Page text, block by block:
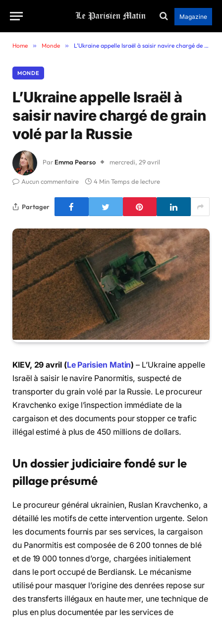
Magazine
Home » Monde » L’Ukraine appelle Israël à saisir navire chargé de grain volé par la Russie
MONDE
L’Ukraine appelle Israël à
saisir navire chargé de grain
volé par la Russie
Par Emma Pearso mercredi, 29 avril
Aucun commentaire 4 Min Temps de lecture
Partager
KIEV, 29 avril (Le Parisien Matin) – L’Ukraine appelle
Israël à saisir le navire Panormitis, suspecté de
transporter du grain volé par la Russie. Le procureur
Kravchenko exige l’inspection immédiate de la
cargaison et des documents pour stopper ce trafic
illégal estimé à plus de 450 millions de dollars.
Un dossier judiciaire fondé sur le
pillage présumé
Le procureur général ukrainien, Ruslan Kravchenko, a
détaillé les motifs de cette intervention urgente. Selon
les documents fournis par ses services, la cargaison
du Panormitis est composée de 6 200 tonnes de blé
et de 19 000 tonnes d’orge, chargées initialement
dans le port occupé de Berdiansk. Le mécanisme
utilisé pour masquer l’origine des denrées repose sur
des transferts illégaux en haute mer, une technique de
plus en plus documentée par les services de